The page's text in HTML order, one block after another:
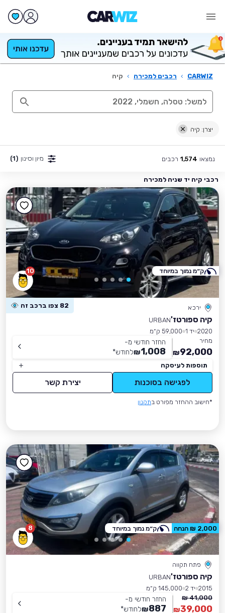
CARWIZ
› רכבים למכירה › קיה
יצרן: קיה
נמצאו 1,574 רכבים מיון וסינון (1)
רכבי קיה יד שניה למכירה
10
ירכא 82 צפו ברכב זה
קיה ספורטז'URBAN
2020 יד 1
59,000 ק״מ
מחיר
92,000
₪
החזר חודשי מ-
1,008
₪לחודש*
תוספות לעיסקה
לפגישה בסוכנות יצירת קשר
*חישוב ההחזר מפורט בתקנון
ק״מ נמוך במיוחד
8
פתח תקווה
קיה ספורטז'URBAN
2015 יד 2
145,000 ק״מ
41,000 ₪
39,000
₪
החזר חודשי מ-
887
₪לחודש*
2,000 ₪ הנחה ק״מ נמוך במיוחד